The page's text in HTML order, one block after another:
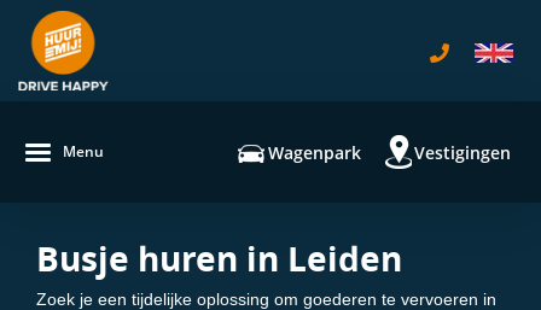
Menu Wagenpark Vestigingen
Busje huren in Leiden
Zoek je een tijdelijke oplossing om goederen te vervoeren in